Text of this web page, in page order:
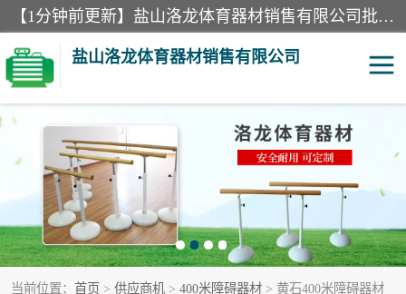
【1分钟前更新】盐山洛龙体育器材销售有限公司批量供应：300米障碍器材、400米障碍器材、部队训练器材、双杠、体操垫、舞蹈把杆等产品。盐山洛龙体育器材销售有限公司经过多年的发展，集研发，生产，销售，售后服务为一体. 奉行“质量，信誉，服务”的宗旨，以开拓创新的精神和真诚守信的态度积极进取。
盐山洛龙体育器材销售有限公司
当前位置： 首页 > 供应商机 > 400米障碍器材 > 黄石400米障碍器材
单双杠 舞蹈把杆
400米障碍器材 体操垫
300米障碍器材 攀爬架